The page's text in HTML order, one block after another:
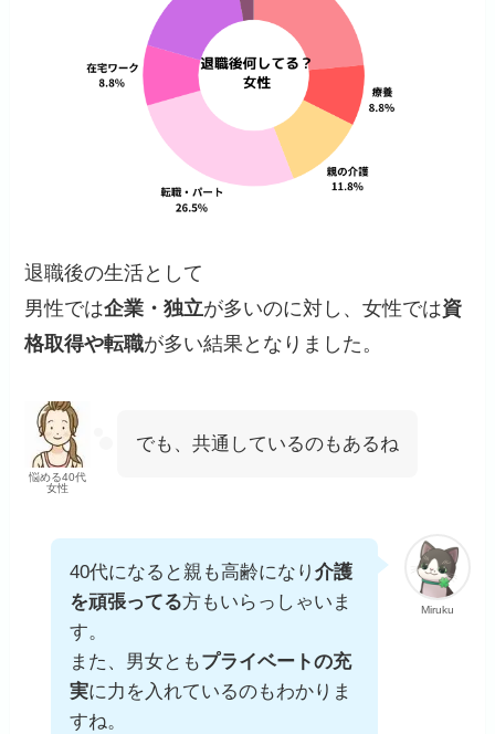
退職後の生活として
男性では企業・独立が多いのに対し、女性では資
格取得や転職が多い結果となりました。
悩める40代
女性
でも、共通しているのもあるね
Miruku
40代になると親も高齢になり介護
を頑張ってる方もいらっしゃいま
す。
また、男女ともプライベートの充
実に力を入れているのもわかりま
すね。